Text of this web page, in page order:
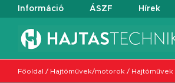
Információ ÁSZF Hírek
Főoldal / Hajtóművek/motorok / Hajtóművek